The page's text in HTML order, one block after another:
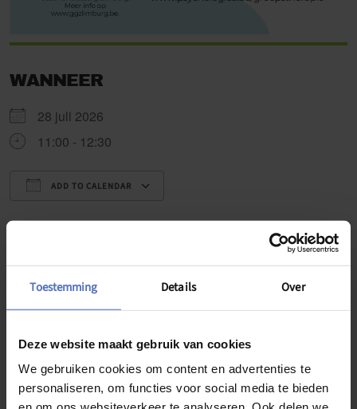
Toestemming Details Over
Deze website maakt gebruik van cookies
We gebruiken cookies om content en advertenties te
personaliseren, om functies voor social media te bieden
WANNEER
28 juli 2026
11:00 - 12:30
ADD TO CALENDAR
Appeystraat 20 A, Wellen, 3830
Appeystraat 20 A - Wellen
Evenementen